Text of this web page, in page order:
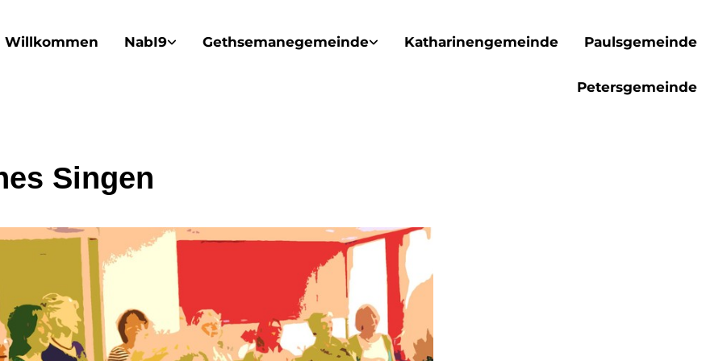
Willkommen NabI9 Gethsemanegemeinde Katharinengemeinde Paulsgemeinde
Petersgemeinde
Singen